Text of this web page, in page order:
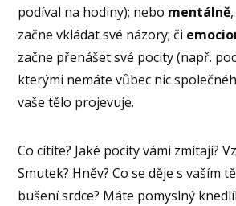
podíval na hodiny); nebo mentálně
začne vkládat své názory; či
začne přenášet své pocity (např.
kterými nemáte vůbec nic
vaše tělo projevuje.
Co cítíte? Jaké pocity vámi zmítají?
Smutek? Hněv? Co se děje s vaším
bušení srdce? Máte pomyslný